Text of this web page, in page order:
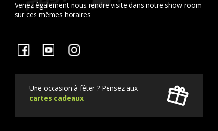
Venez également nous rendre visite dans notre show-room
sur ces mêmes horaires.
Facebook YouTube
Une occasion à fêter ? Pensez aux
cartes cadeaux